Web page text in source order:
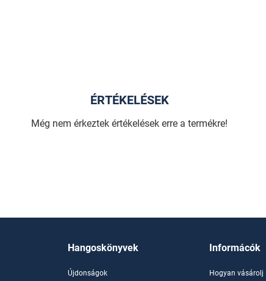
ÉRTÉKELÉSEK
Még nem érkeztek értékelések erre a termékre!
Hangoskönyvek
Újdonságok
Informácók
Hogyan vásárolj